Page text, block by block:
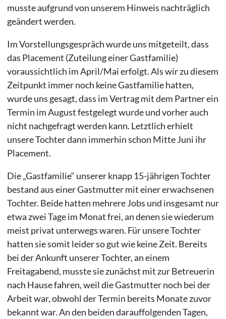
musste aufgrund von unserem Hinweis nachträglich
geändert werden.
Im Vorstellungsgespräch wurde uns mitgeteilt, dass
das Placement (Zuteilung einer Gastfamilie)
voraussichtlich im April/Mai erfolgt. Als wir zu diesem
Zeitpunkt immer noch keine Gastfamilie hatten,
wurde uns gesagt, dass im Vertrag mit dem Partner ein
Termin im August festgelegt wurde und vorher auch
nicht nachgefragt werden kann. Letztlich erhielt
unsere Tochter dann immerhin schon Mitte Juni ihr
Placement.
Die „Gastfamilie“ unserer knapp 15-jährigen Tochter
bestand aus einer Gastmutter mit einer erwachsenen
Tochter. Beide hatten mehrere Jobs und insgesamt nur
etwa zwei Tage im Monat frei, an denen sie wiederum
meist privat unterwegs waren. Für unsere Tochter
hatten sie somit leider so gut wie keine Zeit. Bereits
bei der Ankunft unserer Tochter, an einem
Freitagabend, musste sie zunächst mit zur Betreuerin
nach Hause fahren, weil die Gastmutter noch bei der
Arbeit war, obwohl der Termin bereits Monate zuvor
bekannt war. An den beiden darauffolgenden Tagen,